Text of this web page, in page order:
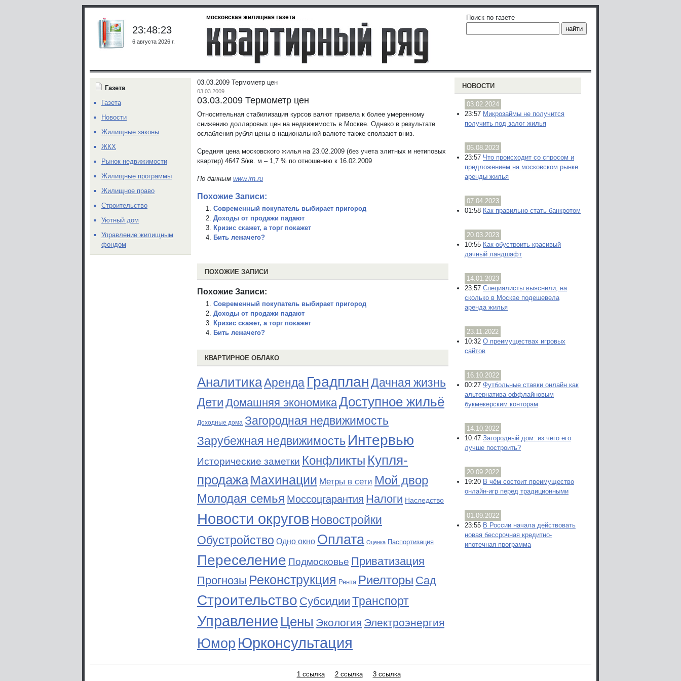
московская жилищная газета
23:48:23
6 августа 2026 г.
Поиск по газете
03.03.2009 Термометр цен
03.03.2009
03.03.2009 Термометр цен
Относительная стабилизация курсов валют привела к более умеренному
снижению долларовых цен на недвижимость в Москве. Однако в результате
ослабления рубля цены в национальной валюте также сползают вниз.
Средняя цена московского жилья на 23.02.2009 (без учета элитных и нетиповых
квартир) 4647 $/кв. м – 1,7 % по отношению к 16.02.2009
По данным www.irn.ru
Похожие Записи:
Современный покупатель выбирает пригород
Доходы от продажи падают
Кризис скажет, а торг покажет
Бить лежачего?
ПОХОЖИЕ ЗАПИСИ
Похожие Записи:
Современный покупатель выбирает пригород
Доходы от продажи падают
Кризис скажет, а торг покажет
Бить лежачего?
КВАРТИРНОЕ ОБЛАКО
АналитикаАренда ГрадпланДачная жизнь
Дети Домашняя экономикаДоступное жильё
Доходные дома Загородная недвижимость
Зарубежная недвижимость Интервью
Исторические заметки Конфликты Купля-
продажа Махинации Метры в сети Мой двор
Молодая семья Моссоцгарантия Налоги Наследство
Новости округов Новостройки
Обустройство Одно окно Оплата Оценка Паспортизация
Переселение Подмосковье Приватизация
Прогнозы Реконструкция Рента Риелторы Сад
Строительство Субсидии Транспорт
Управление Цены Экология Электроэнергия
Юмор Юрконсультация
НОВОСТИ
03.02.2024
23:57 Микрозаймы не получится
получить под залог жилья
06.08.2023
23:57 Что происходит со спросом и
предложением на московском рынке
аренды жилья
07.04.2023
01:58 Как правильно стать банкротом
20.03.2023
10:55 Как обустроить красивый
дачный ландшафт
14.01.2023
23:57 Специалисты выяснили, на
сколько в Москве подешевела
аренда жилья
23.11.2022
10:32 О преимуществах игровых
сайтов
16.10.2022
00:27 Футбольные ставки онлайн как
альтернатива оффлайновым
букмекерским конторам
14.10.2022
10:47 Загородный дом: из чего его
лучше построить?
20.09.2022
19:20 В чём состоит преимущество
онлайн-игр перед традиционными
01.09.2022
23:55 В России начала действовать
новая бессрочная кредитно-
ипотечная программа
Газета
Газета
Новости
Жилищные законы
ЖКХ
Рынок недвижимости
Жилищные программы
Жилищное право
Строительство
Уютный дом
Управление жилищным
фондом
1 ссылка 2 ссылка 3 ссылка